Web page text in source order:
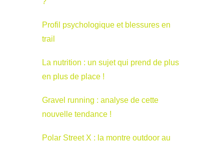
Profil psychologique et blessures en
trail
La nutrition : un sujet qui prend de plus
en plus de place !
Gravel running : analyse de cette
nouvelle tendance !
Polar Street X : la montre outdoor au